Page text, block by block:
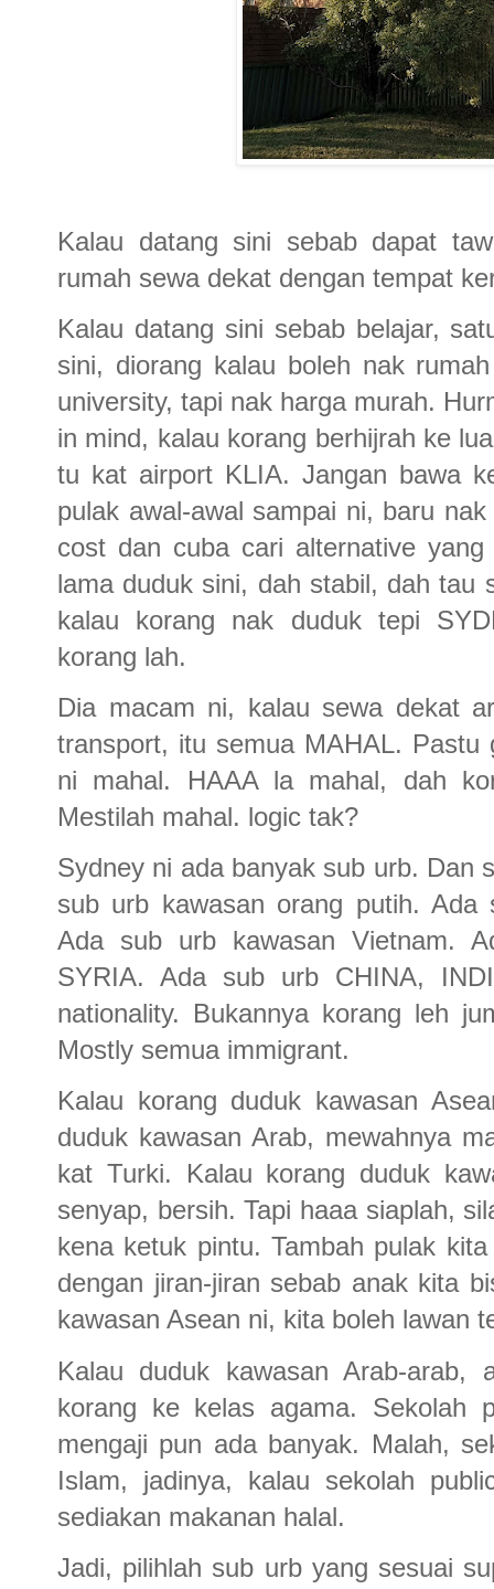
Kalau datang sini sebab dapat
rumah sewa dekat dengan tempat
Kalau datang sini sebab belajar,
sini, diorang kalau boleh nak
university, tapi nak harga murah.
in mind, kalau korang berhijrah ke
tu kat airport KLIA. Jangan bawa
pulak awal-awal sampai ni, baru
cost dan cuba cari alternative
lama duduk sini, dah stabil, dah tau
kalau korang nak duduk tepi
korang lah.
Dia macam ni, kalau sewa dekat
transport, itu semua MAHAL.
ni mahal. HAAA la mahal, dah
Mestilah mahal. logic tak?
Sydney ni ada banyak sub urb. Dan
sub urb kawasan orang putih. Ada
Ada sub urb kawasan Vietnam.
SYRIA. Ada sub urb CHINA,
nationality. Bukannya korang leh
Mostly semua immigrant.
Kalau korang duduk kawasan
duduk kawasan Arab, mewahnya
kat Turki. Kalau korang duduk
senyap, bersih. Tapi haaa siaplah,
kena ketuk pintu. Tambah pulak
dengan jiran-jiran sebab anak kita
kawasan Asean ni, kita boleh lawan
Kalau duduk kawasan Arab-arab,
korang ke kelas agama. Sekolah
mengaji pun ada banyak. Malah,
Islam, jadinya, kalau sekolah
sediakan makanan halal.
Jadi, pilihlah sub urb yang sesuai